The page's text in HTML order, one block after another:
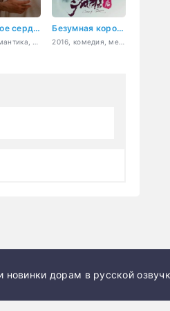
Каменное сердце (китайская версия) Безумная королева
дорам в русской